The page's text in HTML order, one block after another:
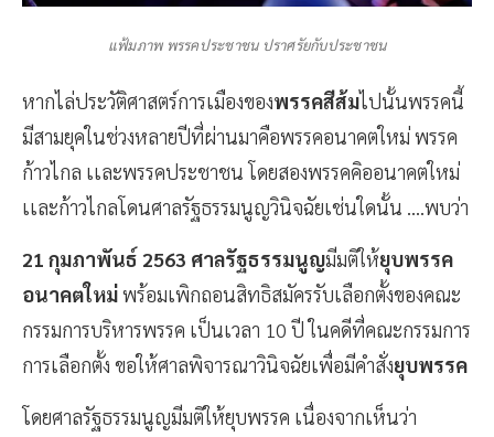
แฟ้มภาพ พรรคประชาชน ปราศรัยกับประชาชน
หากไล่ประวัติศาสตร์การเมืองของพรรคสีส้มไปนั้นพรรคนี้
มีสามยุคในช่วงหลายปีที่ผ่านมาคือพรรคอนาคตใหม่ พรรค
ก้าวไกล เเละพรรคประชาชน โดยสองพรรคคิออนาคตใหม่
เเละก้าวไกลโดนศาลรัฐธรรมนูญวินิจฉัยเช่นใดนั้น ....พบว่า
21 กุมภาพันธ์ 2563 ศาลรัฐธรรมนูญมีมติให้ยุบพรรค
อนาคตใหม่พร้อมเพิกถอนสิทธิสมัครรับเลือกตั้งของคณะ
กรรมการบริหารพรรค เป็นเวลา 10 ปี ในคดีที่คณะกรรมการ
การเลือกตั้ง ขอให้ศาลพิจารณาวินิจฉัยเพื่อมีคำสั่งยุบพรรค
โดยศาลรัฐธรรมนูญมีมติให้ยุบพรรค เนื่องจากเห็นว่า